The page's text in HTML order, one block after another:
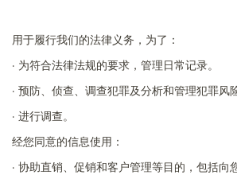
用于履行我们的法律义务，为了：
· 为符合法律法规的要求，管理日常记录。
· 预防、侦查、调查犯罪及分析和管理犯罪风
· 进行调查。
经您同意的信息使用：
· 协助直销、促销和客户管理等目的，包括向